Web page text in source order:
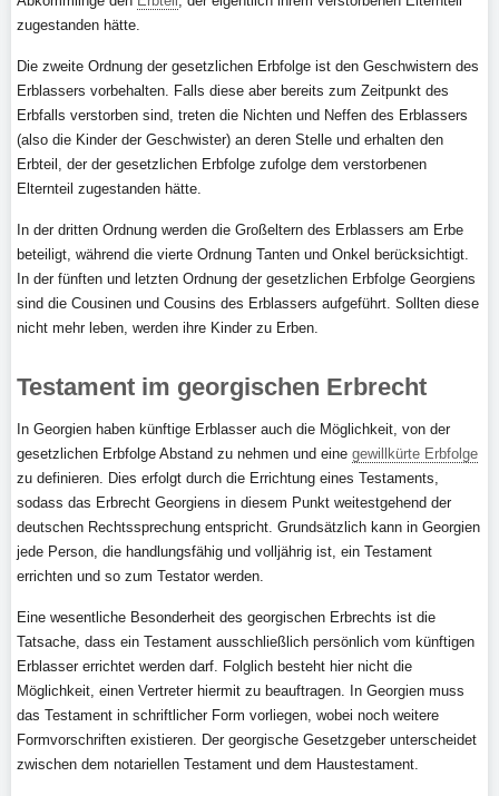
zugestanden hätte.
Die zweite Ordnung der gesetzlichen Erbfolge ist den Geschwistern des
Erblassers vorbehalten. Falls diese aber bereits zum Zeitpunkt des
Erbfalls verstorben sind, treten die Nichten und Neffen des Erblassers
(also die Kinder der Geschwister) an deren Stelle und erhalten den
Erbteil, der der gesetzlichen Erbfolge zufolge dem verstorbenen
Elternteil zugestanden hätte.
In der dritten Ordnung werden die Großeltern des Erblassers am Erbe
beteiligt, während die vierte Ordnung Tanten und Onkel berücksichtigt.
In der fünften und letzten Ordnung der gesetzlichen Erbfolge Georgiens
sind die Cousinen und Cousins des Erblassers aufgeführt. Sollten diese
nicht mehr leben, werden ihre Kinder zu Erben.
Testament im georgischen Erbrecht
In Georgien haben künftige Erblasser auch die Möglichkeit, von der
gesetzlichen Erbfolge Abstand zu nehmen und eine gewillkürte Erbfolge
zu definieren. Dies erfolgt durch die Errichtung eines Testaments,
sodass das Erbrecht Georgiens in diesem Punkt weitestgehend der
deutschen Rechtssprechung entspricht. Grundsätzlich kann in Georgien
jede Person, die handlungsfähig und volljährig ist, ein Testament
errichten und so zum Testator werden.
Eine wesentliche Besonderheit des georgischen Erbrechts ist die
Tatsache, dass ein Testament ausschließlich persönlich vom künftigen
Erblasser errichtet werden darf. Folglich besteht hier nicht die
Möglichkeit, einen Vertreter hiermit zu beauftragen. In Georgien muss
das Testament in schriftlicher Form vorliegen, wobei noch weitere
Formvorschriften existieren. Der georgische Gesetzgeber unterscheidet
zwischen dem notariellen Testament und dem Haustestament.